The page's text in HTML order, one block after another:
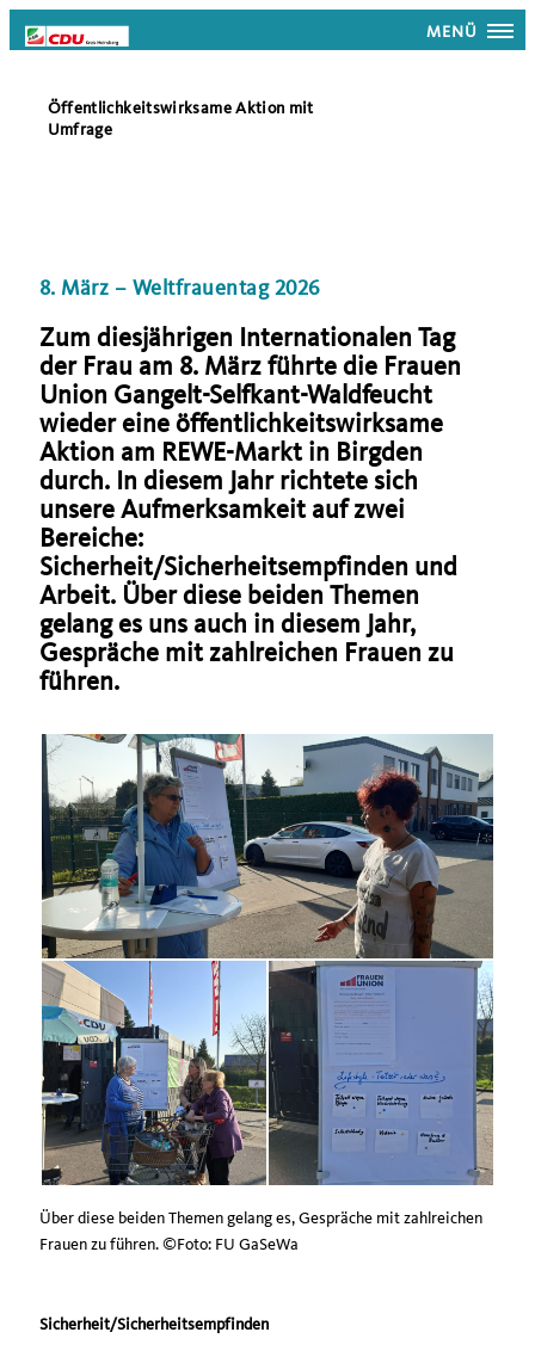
MENÜ
Öffentlichkeitswirksame Aktion mit
Umfrage
8. März – Weltfrauentag 2026
Zum diesjährigen Internationalen Tag
der Frau am 8. März führte die Frauen
Union Gangelt-Selfkant-Waldfeucht
wieder eine öffentlichkeitswirksame
Aktion am REWE-Markt in Birgden
durch. In diesem Jahr richtete sich
unsere Aufmerksamkeit auf zwei
Bereiche:
Sicherheit/Sicherheitsempfinden und
Arbeit. Über diese beiden Themen
gelang es uns auch in diesem Jahr,
Gespräche mit zahlreichen Frauen zu
führen.
Über diese beiden Themen gelang es, Gespräche mit zahlreichen
Frauen zu führen. ©Foto: FU GaSeWa
Sicherheit/Sicherheitsempfinden